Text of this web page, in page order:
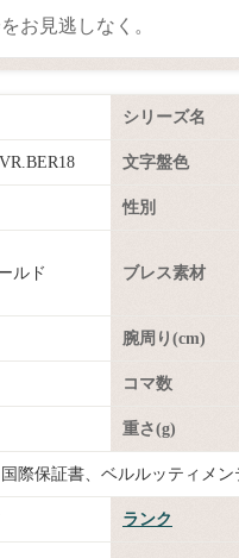
お見逃しなく。
シリーズ名
文字盤色
性別
ルド ブレス素材
腕周り(cm)
コマ数
重さ(g)
際保証書、ベルルッティメ
ランク